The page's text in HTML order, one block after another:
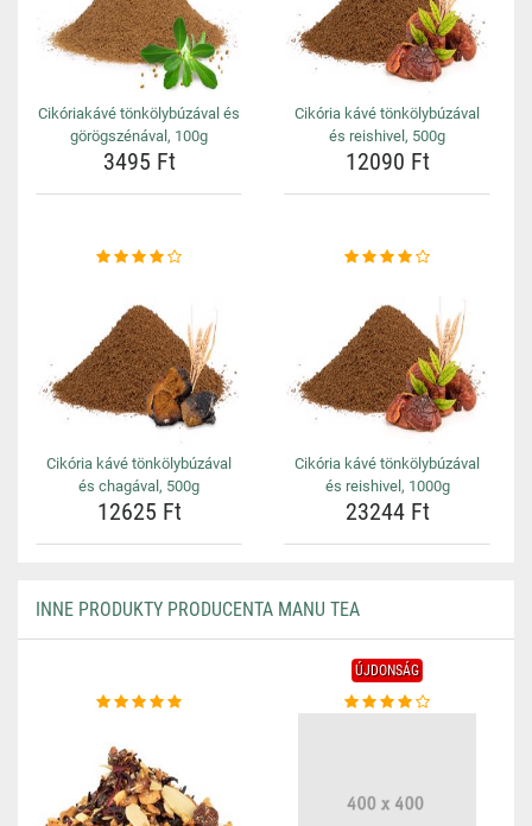
Cikóriakávé tönkölybúzával és
görögszénával, 100g
3495 Ft
Cikória kávé tönkölybúzával
és reishivel, 500g
12090 Ft
Cikória kávé tönkölybúzával
és chagával, 500g
12625 Ft
Cikória kávé tönkölybúzával
és reishivel, 1000g
23244 Ft
INNE PRODUKTY PRODUCENTA MANU TEA
ÚJDONSÁG